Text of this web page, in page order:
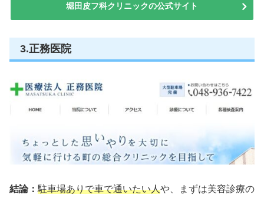
堀田皮フ科クリニックの公式サイト
3.正務医院
結論： 駐車場ありで車で通いたい人や、まずは美容診療の